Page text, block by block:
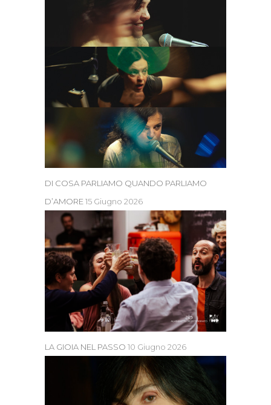
DI COSA PARLIAMO QUANDO PARLIAMO
D’AMORE15 Giugno 2026
LA GIOIA NEL PASSO 10 Giugno 2026